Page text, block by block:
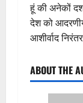
हूं की अनेकों
देश को
आशीर्वाद
ABOUT THE